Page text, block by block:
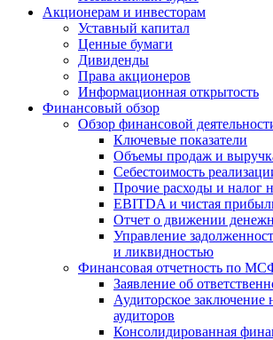
Акционерам и инвесторам
Уставный капитал
Ценные бумаги
Дивиденды
Права акционеров
Информационная открытость
Финансовый обзор
Обзор финансовой
Ключевые показатели
Объемы продаж и
Себестоимость
Прочие расходы и налог
EBITDA и чистая
Отчет о движении
Управление
и ликвидностью
Финансовая отчетность по
Заявление об
Аудиторское заключение
аудиторов
Консолидированная